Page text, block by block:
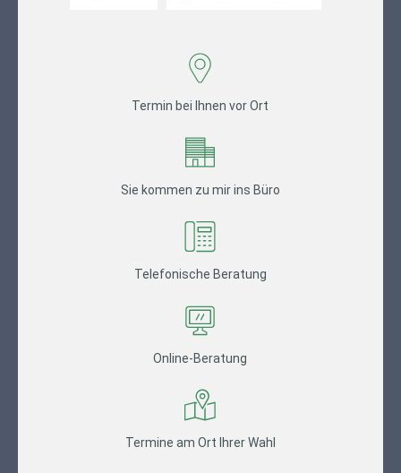
Termin bei Ihnen vor Ort
Sie kommen zu mir ins Büro
Telefonische Beratung
Online-Beratung
Termine am Ort Ihrer Wahl